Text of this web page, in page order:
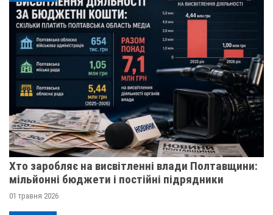
Хто заробляє на висвітленні влади Полтавщини:
мільйонні бюджети і постійні підрядники
01 травня 2026